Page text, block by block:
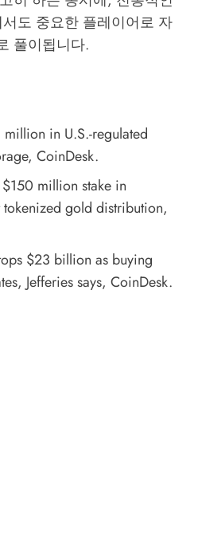
도 중요한 플레이어로 자
풀이됩니다.
million in U.S.-regulated
, CoinDesk.
$150 million stake in
gold distribution,
$23 billion as buying
Jefferies says, CoinDesk.